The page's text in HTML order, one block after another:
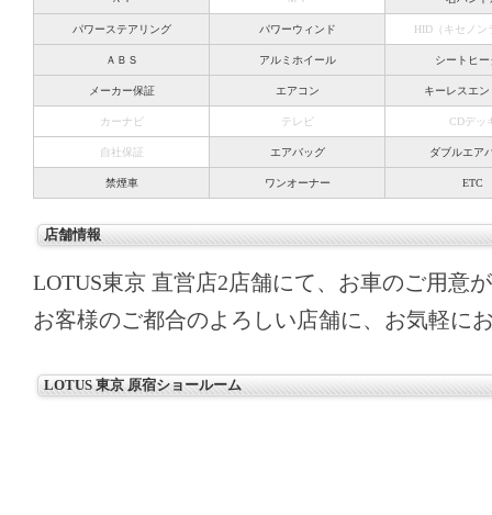
パワーステアリング パワーウィンド HID（キセノン
ＡＢＳ アルミホイール シートヒー
メーカー保証 エアコン キーレスエン
カーナビ テレビ CDデッ
自社保証 エアバッグ ダブルエア
禁煙車 ワンオーナー ETC
店舗情報
LOTUS東京 直営店2店舗にて、お車のご用意
お客様のご都合のよろしい店舗に、お気軽に
LOTUS 東京 原宿ショールーム